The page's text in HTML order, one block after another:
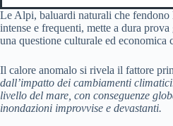
Le Alpi, baluardi naturali che fendono
intense e frequenti, mette a dura
una questione culturale ed
Il calore anomalo si rivela il fattore
dall’impatto dei cambiamenti
livello del mare, con conseguenze
inondazioni improvvise e devastanti.